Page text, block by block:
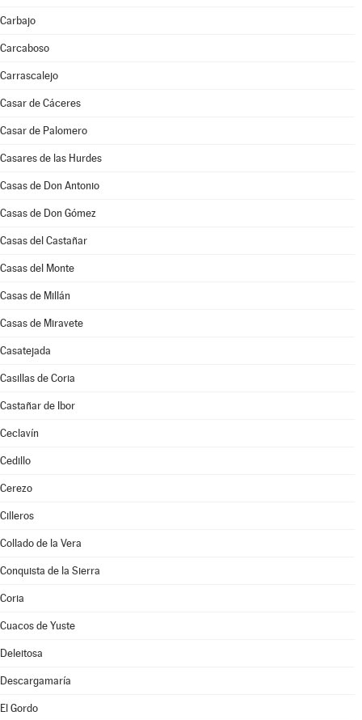
Carbajo
Carcaboso
Carrascalejo
Casar de Cáceres
Casar de Palomero
Casares de las Hurdes
Casas de Don Antonio
Casas de Don Gómez
Casas del Castañar
Casas del Monte
Casas de Millán
Casas de Miravete
Casatejada
Casillas de Coria
Castañar de Ibor
Ceclavín
Cedillo
Cerezo
Cilleros
Collado de la Vera
Conquista de la Sierra
Coria
Cuacos de Yuste
Deleitosa
Descargamaría
El Gordo